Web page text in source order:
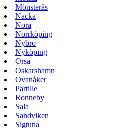
Mönsterås
Nacka
Nora
Norrköping
Nybro
Nyköping
Orsa
Oskarshamn
Ovanåker
Partille
Ronneby
Sala
Sandviken
Sigtuna